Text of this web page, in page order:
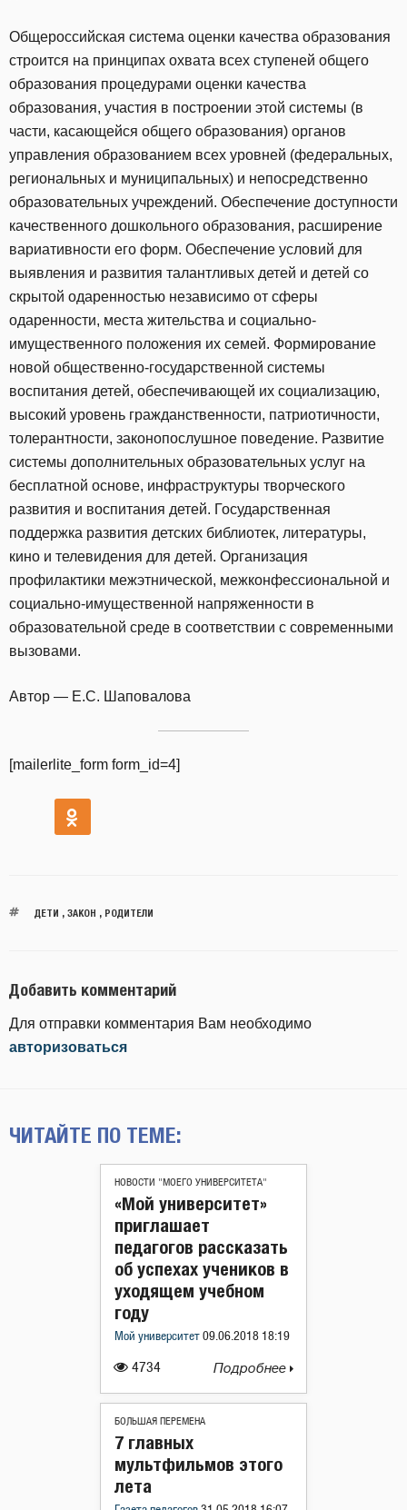
Общероссийская система оценки качества образования
строится на принципах охвата всех ступеней общего
образования процедурами оценки качества
образования, участия в построении этой системы (в
части, касающейся общего образования) органов
управления образованием всех уровней (федеральных,
региональных и муниципальных) и непосредственно
образовательных учреждений. Обеспечение доступности
качественного дошкольного образования, расширение
вариативности его форм. Обеспечение условий для
выявления и развития талантливых детей и детей со
скрытой одаренностью независимо от сферы
одаренности, места жительства и социально-
имущественного положения их семей. Формирование
новой общественно-государственной системы
воспитания детей, обеспечивающей их социализацию,
высокий уровень гражданственности, патриотичности,
толерантности, законопослушное поведение. Развитие
системы дополнительных образовательных услуг на
бесплатной основе, инфраструктуры творческого
развития и воспитания детей. Государственная
поддержка развития детских библиотек, литературы,
кино и телевидения для детей. Организация
профилактики межэтнической, межконфессиональной и
социально-имущественной напряженности в
образовательной среде в соответствии с современными
вызовами.
Автор — Е.С. Шаповалова
[mailerlite_form form_id=4]
ДЕТИ , ЗАКОН , РОДИТЕЛИ
Добавить комментарий
Для отправки комментария Вам необходимо
авторизоваться
ЧИТАЙТЕ ПО ТЕМЕ:
НОВОСТИ "МОЕГО УНИВЕРСИТЕТА"
4734
«Мой университет»
приглашает
педагогов рассказать
об успехах учеников в
уходящем учебном
году
Мой университет 09.06.2018 18:19
Подробнее
БОЛЬШАЯ ПЕРЕМЕНА
7 главных
мультфильмов этого
лета